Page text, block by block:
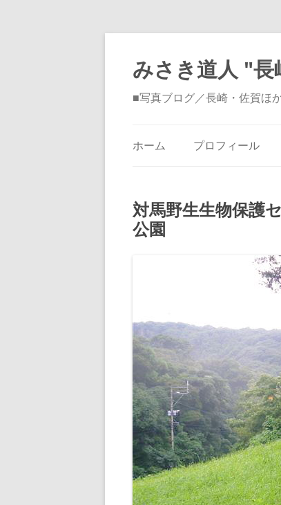
みさき道人 "
■写真ブログ／長崎・佐賀ほ
ホーム プロフィール
対馬野生生物保
公園